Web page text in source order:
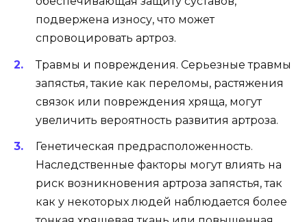
подвержена износу, что может
спровоцировать артроз.
Травмы и повреждения. Серьезные травмы
запястья, такие как переломы, растяжения
связок или повреждения хряща, могут
увеличить вероятность развития артроза.
Генетическая предрасположенность.
Наследственные факторы могут влиять на
риск возникновения артроза запястья, так
как у некоторых людей наблюдается более